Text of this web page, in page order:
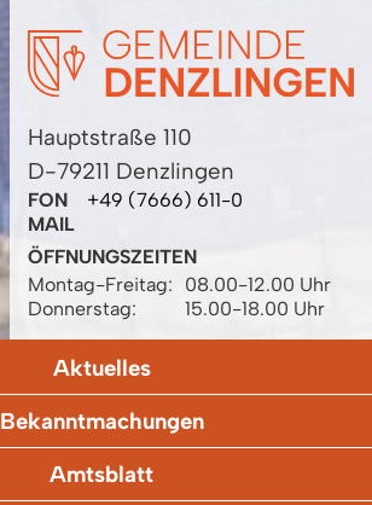
Hauptstraße 110
D-79211 Denzlingen
FON
+49 (7666) 611-0
MAIL
ÖFFNUNGSZEITEN
Montag-Freitag:
08.00-12.00 Uhr
Donnerstag:
15.00-18.00 Uhr
Aktuelles
Bekanntmachungen
Amtsblatt